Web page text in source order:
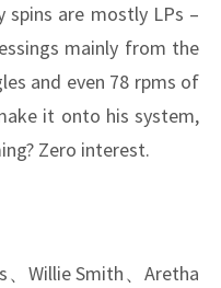
spins are mostly LPs –
mainly from the
and even 78 rpms of
it onto his system,
Zero interest.
、Willie Smith、Aretha